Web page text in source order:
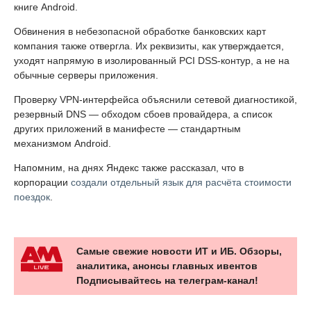
книге Android.
Обвинения в небезопасной обработке банковских карт
компания также отвергла. Их реквизиты, как утверждается,
уходят напрямую в изолированный PCI DSS-контур, а не на
обычные серверы приложения.
Проверку VPN-интерфейса объяснили сетевой диагностикой,
резервный DNS — обходом сбоев провайдера, а список
других приложений в манифесте — стандартным
механизмом Android.
Напомним, на днях Яндекс также рассказал, что в
корпорации создали отдельный язык для расчёта стоимости
поездок
Самые свежие новости ИТ и ИБ. Обзоры,
аналитика, анонсы главных ивентов
Подписывайтесь на телеграм-канал!